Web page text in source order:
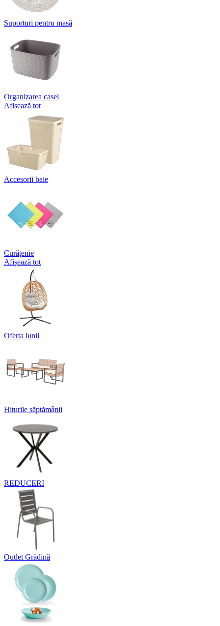
Suporturi pentru masă
Organizarea casei
Afișează tot
Accesorii baie
Curățenie
Afișează tot
Oferta lunii
Hiturile săptămânii
REDUCERI
Outlet Grădină